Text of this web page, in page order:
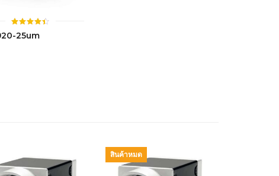
ให้
คะแนน
25um
สินค้าหมด